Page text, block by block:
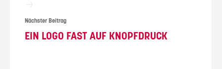
Nächster Beitrag
EIN LOGO FAST AUF KNOPFDRUCK